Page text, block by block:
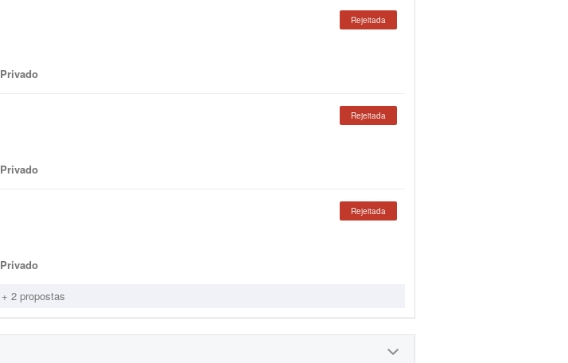
Rejeitada
Privado
Rejeitada
Privado
Rejeitada
Privado
+ 2 propostas